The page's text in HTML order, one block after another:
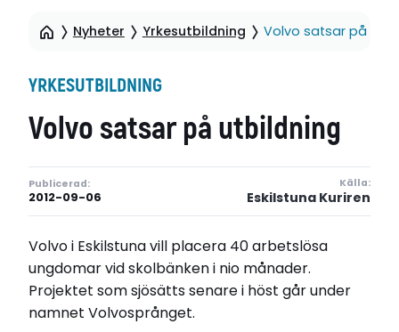
Nyheter Yrkesutbildning Volvo satsar på
YRKESUTBILDNING
Volvo satsar på utbildning
Publicerad:
2012-09-06
Källa:
Eskilstuna Kuriren
Volvo i Eskilstuna vill placera 40 arbetslösa
ungdomar vid skolbänken i nio månader.
Projektet som sjösätts senare i höst går under
namnet Volvosprånget.